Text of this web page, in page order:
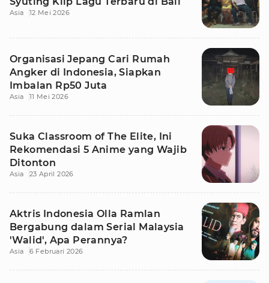
Asia 12 Mei 2026
Organisasi Jepang Cari Rumah
Angker di Indonesia, Siapkan
Imbalan Rp50 Juta
Asia 11 Mei 2026
Suka Classroom of The Elite, Ini
Rekomendasi 5 Anime yang Wajib
Ditonton
Asia 23 April 2026
Aktris Indonesia Olla Ramlan
Bergabung dalam Serial Malaysia
'Walid', Apa Perannya?
Asia 6 Februari 2026